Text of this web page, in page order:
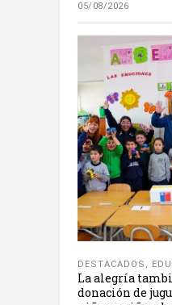
05/08/2026
DESTACADOS ,
La alegría
donación de